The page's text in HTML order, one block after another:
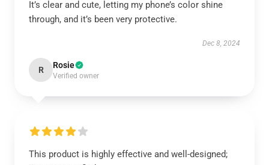
It’s clear and cute, letting my phone’s color shine
through, and it’s been very protective.
Dec 8, 2024
R Rosie
Verified owner
This product is highly effective and well-designed;